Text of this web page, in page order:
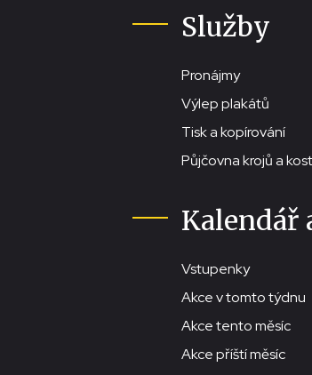
Služby
Pronájmy
Výlep plakátů
Tisk a kopírování
Půjčovna krojů a
Kalendář
Vstupenky
Akce v tomto týdnu
Akce tento měsíc
Akce příští měsíc